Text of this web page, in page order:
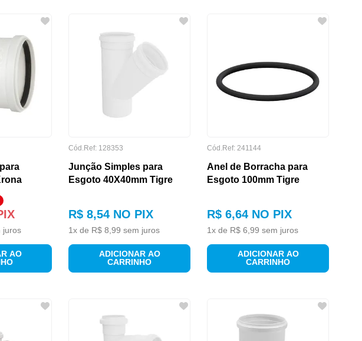
juros
AO
Cód.Ref: 128353
Junção Simples para
Esgoto 40X40mm Tigre
R$ 8,54 NO PIX
1x de R$ 8 99 sem juros
ADICIONAR AO
CARRINHO
Cód.Ref: 241144
Anel de Borracha para
Esgoto 100mm Tigre
R$ 6,64 NO PIX
1x de R$ 6 99 sem juros
ADICIONAR AO
CARRINHO